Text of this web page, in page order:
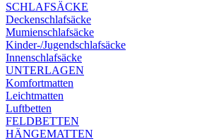
SCHLAFSÄCKE
Deckenschlafsäcke
Mumienschlafsäcke
Kinder-/Jugendschlafsäcke
Innenschlafsäcke
UNTERLAGEN
Komfortmatten
Leichtmatten
Luftbetten
FELDBETTEN
HÄNGEMATTEN